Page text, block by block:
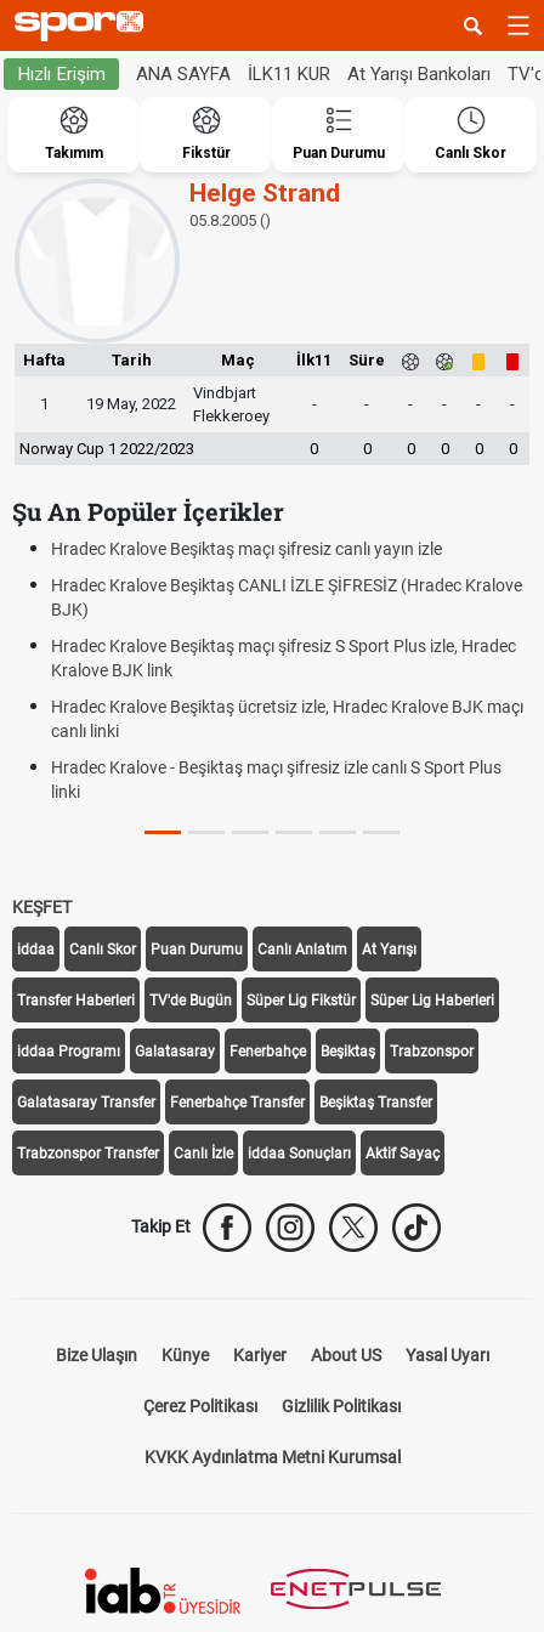
Hızlı Erişim ANA SAYFA İLK11 KUR At Yarışı Bankoları
Takımım Fikstür Puan Durumu Canlı Skor
Helge Strand
05.8.2005 ()
Hafta Tarih Maç İlk11 Süre
1 19 May, 2022
Vindbjart
Flekkeroey
- - - - - -
Norway Cup 1 2022/2023 0 0 0 0 0 0
Şu An Popüler İçerikler
Hradec Kralove Beşiktaş maçı şifresiz canlı yayın izle
Hradec Kralove Beşiktaş CANLI İZLE ŞİFRESİZ (Hradec Kralove
BJK)
Hradec Kralove Beşiktaş maçı şifresiz S Sport Plus izle, Hradec
Kralove BJK link
Hradec Kralove Beşiktaş ücretsiz izle, Hradec Kralove BJK maçı
canlı linki
Hradec Kralove - Beşiktaş maçı şifresiz izle canlı S Sport Plus
linki
KEŞFET
iddaa Canlı Skor Puan Durumu Canlı Anlatım At Yarışı
Transfer Haberleri TV'de Bugün Süper Lig Fikstür Süper Lig Haberleri
iddaa Programı Galatasaray Fenerbahçe Beşiktaş Trabzonspor
Galatasaray Transfer Fenerbahçe Transfer Beşiktaş Transfer
Trabzonspor Transfer Canlı İzle iddaa Sonuçları Aktif Sayaç
Takip Et
Bize Ulaşın Künye Kariyer About US Yasal Uyarı
Çerez Politikası Gizlilik Politikası
KVKK Aydınlatma Metni Kurumsal